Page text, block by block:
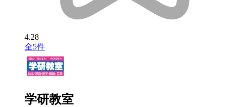
4.28
全5件
学研教室